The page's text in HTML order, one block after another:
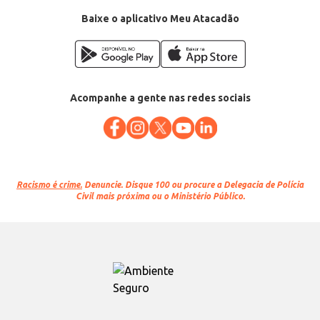
Baixe o aplicativo Meu Atacadão
Acompanhe a gente nas redes sociais
Racismo é crime. Denuncie. Disque 100 ou procure a Delegacia de Polícia
Civil mais próxima ou o Ministério Público.